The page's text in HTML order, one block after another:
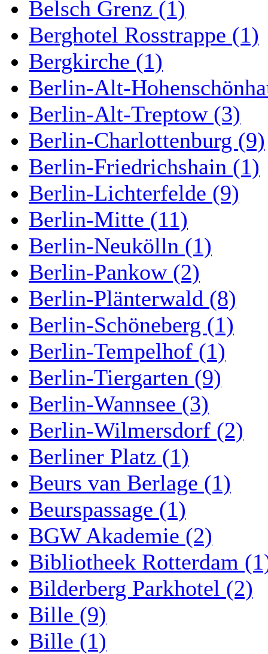
Belsch Grenz (1)
Berghotel Rosstrappe (1)
Bergkirche (1)
Berlin-Alt-
Berlin-Alt-Treptow (3)
Berlin-Charlottenburg (9)
Berlin-Friedrichshain (1)
Berlin-Lichterfelde (9)
Berlin-Mitte (11)
Berlin-Neukölln (1)
Berlin-Pankow (2)
Berlin-Plänterwald (8)
Berlin-Schöneberg (1)
Berlin-Tempelhof (1)
Berlin-Tiergarten (9)
Berlin-Wannsee (3)
Berlin-Wilmersdorf (2)
Berliner Platz (1)
Beurs van Berlage (1)
Beurspassage (1)
BGW Akademie (2)
Bibliotheek Rotterdam
Bilderberg Parkhotel (2)
Bille (9)
Bille (1)